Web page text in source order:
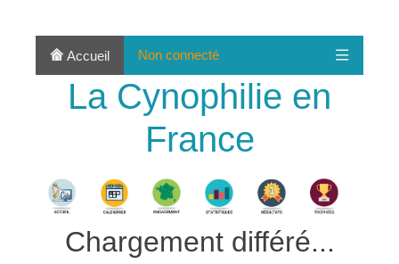
Accueil Non connecté
La Cynophilie en
France
Chargement différé...